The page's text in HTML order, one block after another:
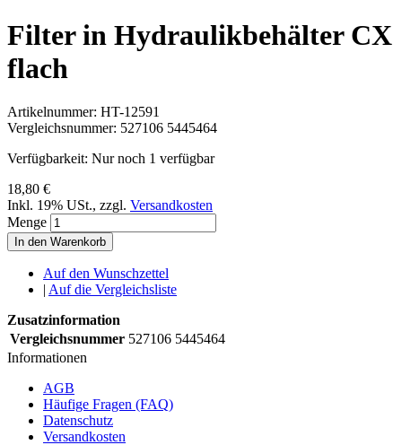
Filter in Hydraulikbehälter CX
flach
Artikelnummer: HT-12591
Vergleichsnummer: 527106 5445464
Verfügbarkeit: Nur noch 1 verfügbar
18,80 €
Inkl. 19% USt., zzgl. Versandkosten
Menge
In den Warenkorb
Auf den Wunschzettel
| Auf die Vergleichsliste
Zusatzinformation
Vergleichsnummer 527106 5445464
Informationen
AGB
Häufige Fragen (FAQ)
Datenschutz
Versandkosten